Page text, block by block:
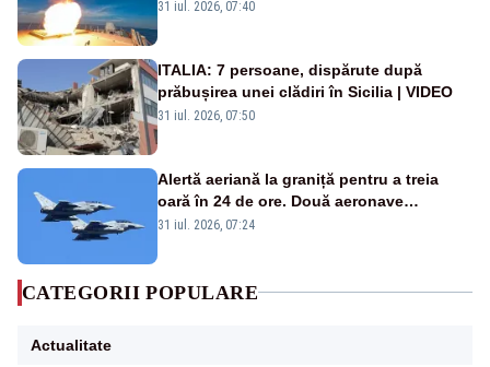
americană, distrusă de o rachetă
31 iul. 2026, 07:40
ITALIA: 7 persoane, dispărute după
prăbușirea unei clădiri în Sicilia | VIDEO
31 iul. 2026, 07:50
Alertă aeriană la graniță pentru a treia
oară în 24 de ore. Două aeronave
Eurofighter britanice au fost ridicate de la
31 iul. 2026, 07:24
CATEGORII POPULARE
Actualitate